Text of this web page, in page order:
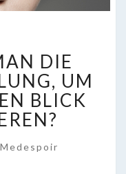
DIE
UM
BLICK
Medespoir